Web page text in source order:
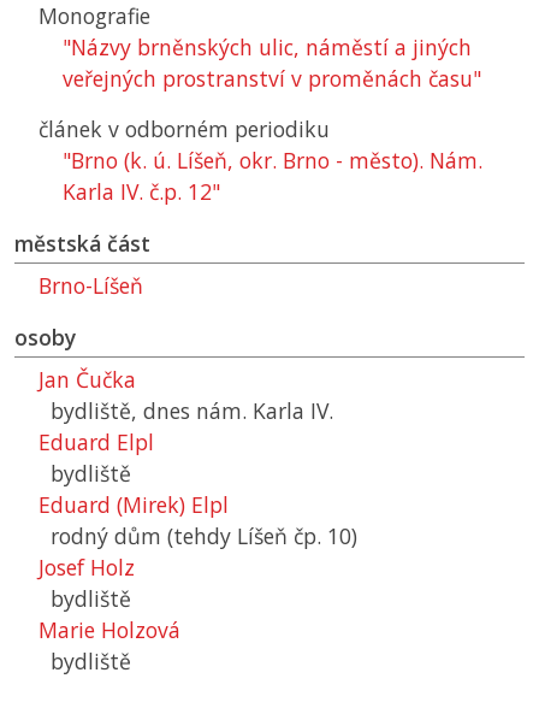
Monografie
"Názvy brněnských ulic, náměstí a jiných
veřejných prostranství v proměnách času"
článek v odborném periodiku
"Brno (k. ú. Líšeň, okr. Brno - město). Nám.
Karla IV. č.p. 12"
městská část
Brno-Líšeň
osoby
Jan Čučka
bydliště, dnes nám. Karla IV.
Eduard Elpl
bydliště
Eduard (Mirek) Elpl
rodný dům (tehdy Líšeň čp. 10)
Josef Holz
bydliště
Marie Holzová
bydliště